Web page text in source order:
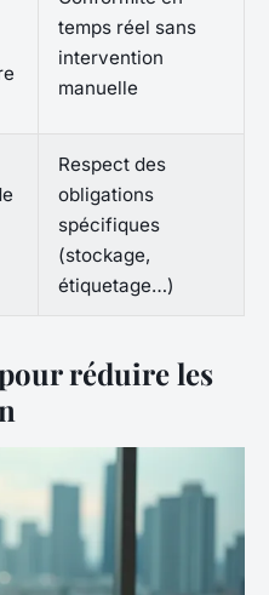
temps réel sans
intervention
manuelle
Respect des
obligations
spécifiques
(stockage,
étiquetage…)
réduire les